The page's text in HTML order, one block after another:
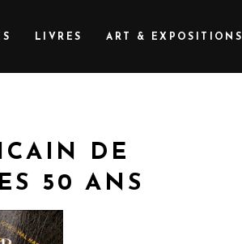
LIVRES ART & EXPOSITIONS
DE
50 ANS